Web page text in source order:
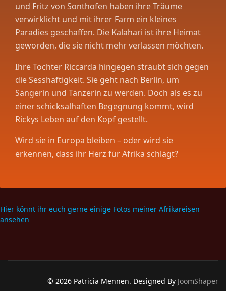
und Fritz von Sonthofen haben ihre Träume
verwirklicht und mit ihrer Farm ein kleines
Paradies geschaffen. Die Kalahari ist ihre Heimat
geworden, die sie nicht mehr verlassen möchten.
Ihre Tochter Riccarda hingegen sträubt sich gegen
die Sesshaftigkeit. Sie geht nach Berlin, um
Sängerin und Tänzerin zu werden. Doch als es zu
einer schicksalhaften Begegnung kommt, wird
Rickys Leben auf den Kopf gestellt.
Wird sie in Europa bleiben – oder wird sie
erkennen, dass ihr Herz für Afrika schlägt?
Hier könnt ihr euch gerne einige Fotos meiner Afrikareisen
ansehen
© 2026 Patricia Mennen. Designed By JoomShaper